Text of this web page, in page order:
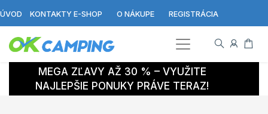
ÚVOD KONTAKTY E-SHOP O NÁKUPE REGISTRÁCIA
MEGA ZĽAVY AŽ 30 % – VYUŽITE
NAJLEPŠIE PONUKY PRÁVE TERAZ!